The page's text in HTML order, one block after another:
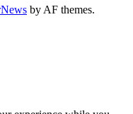
by AF themes.